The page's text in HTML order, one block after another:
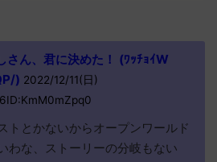
さん、君に決めた！ (ﾜｯﾁｮｲW
) 2022/12/11(日)
トとかないからオープンワールド
わな、ストーリーの分岐もない